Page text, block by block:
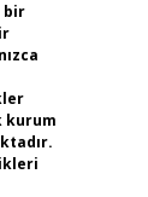
bir
kurum